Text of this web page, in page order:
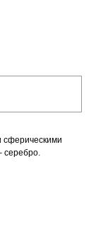
сферическими
серебро.